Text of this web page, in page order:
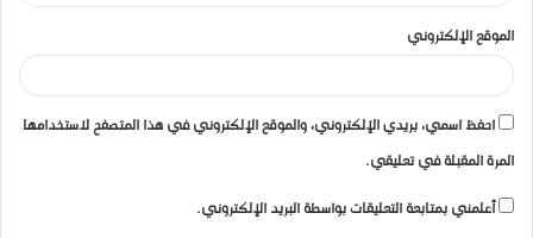
الموقع الإلكتروني
احفظ اسمي، بريدي الإلكتروني، والموقع الإلكتروني في هذا المتصفح لاستخدامها
المرة المقبلة في تعليقي.
أعلمني بمتابعة التعليقات بواسطة البريد الإلكتروني.